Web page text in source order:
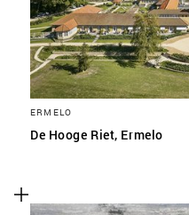
ERMELO
De Hooge Riet, Ermelo